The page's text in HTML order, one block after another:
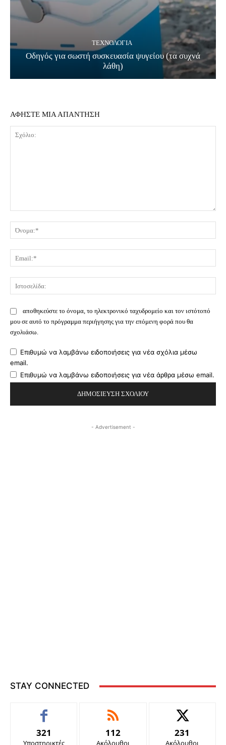
ΤΕΧΝΟΛΟΓΊΑ
Οδηγός για σωστή συσκευασία ψυγείου (τα συχνά
λάθη)
ΑΦΗΣΤΕ ΜΙΑ ΑΠΑΝΤΗΣΗ
αποθηκεύστε το όνομα, το ηλεκτρονικό ταχυδρομείο και τον ιστότοπό
μου σε αυτό το πρόγραμμα περιήγησης για την επόμενη φορά που θα
σχολιάσω.
Επιθυμώ να λαμβάνω ειδοποιήσεις για νέα σχόλια μέσω
email.
Επιθυμώ να λαμβάνω ειδοποιήσεις για νέα άρθρα μέσω email.
- Advertisement -
STAY CONNECTED
321
Υποστηρικτές
112
Ακόλουθοι
231
Ακόλουθοι